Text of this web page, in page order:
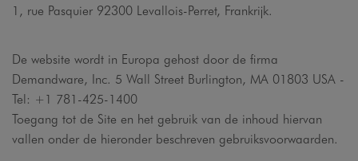
1, rue Pasquier 92300 Levallois-Perret, Frankrijk.
De website wordt in Europa gehost door de firma
Demandware, Inc. 5 Wall Street Burlington, MA 01803 USA -
Tel: +1 781-425-1400
Toegang tot de Site en het gebruik van de inhoud hiervan
vallen onder de hieronder beschreven gebruiksvoorwaarden.